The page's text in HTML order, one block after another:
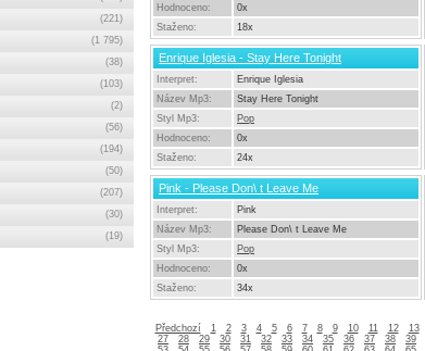
Hodnoceno:
0x
Staženo:
18x
Enrique Iglesia - Stay Here Tonight
Interpret:
Enrique Iglesia
Název Mp3:
Stay Here Tonight
Styl Mp3:
Pop
Hodnoceno:
0x
Staženo:
24x
Pink - Please Don\ t Leave Me
Interpret:
Pink
Název Mp3:
Please Don\ t Leave Me
Styl Mp3:
Pop
Hodnoceno:
0x
Staženo:
34x
Předchozí 1 2 3 4 5 6 7 8 9 10 11 12 13
27
28 29 30 31 32 33 34 35 36 37 38 39
(221)
(1 795)
(38)
(103)
(2)
(56)
(194)
(50)
(207)
(30)
(19)